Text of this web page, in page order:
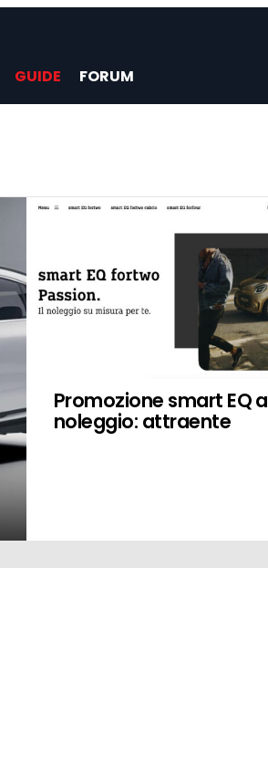
GUIDE FORUM
Promozione smart EQ a
noleggio: attraente